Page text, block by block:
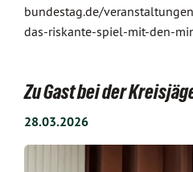
bundestag.de/
das-riskante-spiel-mit-den-
Zu Gast bei der
28.03.2026